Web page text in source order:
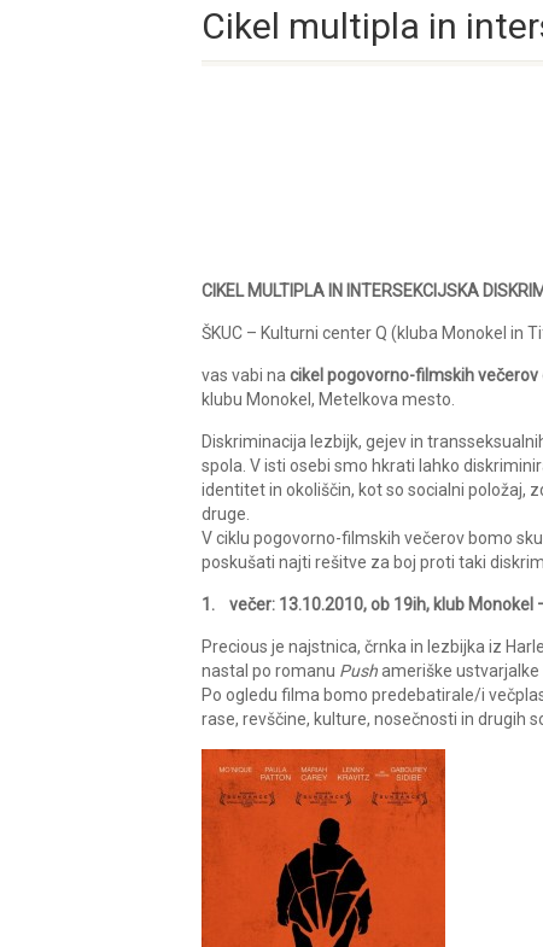
Cikel multipla in
CIKEL MULTIPLA IN INTERSEKCIJSKA
ŠKUC – Kulturni center Q (kluba Monokel in
vas vabi na cikel pogovorno-filmskih
klubu Monokel, Metelkova mesto.
Diskriminacija lezbijk, gejev in
spola. V isti osebi smo hkrati lahko
identitet in okoliščin, kot so socialni položaj,
druge.
V ciklu pogovorno-filmskih večerov bomo
poskušati najti rešitve za boj proti taki
1. večer: 13.10.2010, ob 19ih, klub Monokel
Precious je najstnica, črnka in lezbijka iz
nastal po romanu Pushameriške ustvarjalke
Po ogledu filma bomo predebatirale/i
rase, revščine, kulture, nosečnosti in drugih